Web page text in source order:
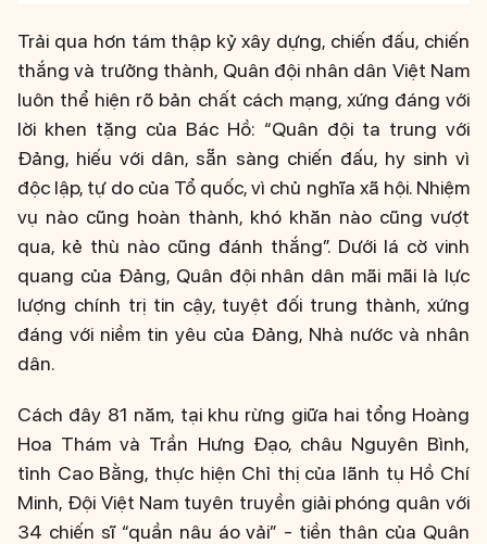
Trải qua hơn tám thập kỷ xây dựng, chiến đấu, chiến
thắng và trưởng thành, Quân đội nhân dân Việt Nam
luôn thể hiện rõ bản chất cách mạng, xứng đáng với
lời khen tặng của Bác Hồ: “Quân đội ta trung với
Đảng, hiếu với dân, sẵn sàng chiến đấu, hy sinh vì
độc lập, tự do của Tổ quốc, vì chủ nghĩa xã hội. Nhiệm
vụ nào cũng hoàn thành, khó khăn nào cũng vượt
qua, kẻ thù nào cũng đánh thắng”. Dưới lá cờ vinh
quang của Đảng, Quân đội nhân dân mãi mãi là lực
lượng chính trị tin cậy, tuyệt đối trung thành, xứng
đáng với niềm tin yêu của Đảng, Nhà nước và nhân
dân.
Cách đây 81 năm, tại khu rừng giữa hai tổng Hoàng
Hoa Thám và Trần Hưng Đạo, châu Nguyên Bình,
tỉnh Cao Bằng, thực hiện Chỉ thị của lãnh tụ Hồ Chí
Minh, Đội Việt Nam tuyên truyền giải phóng quân với
34 chiến sĩ “quần nâu áo vải” - tiền thân của Quân